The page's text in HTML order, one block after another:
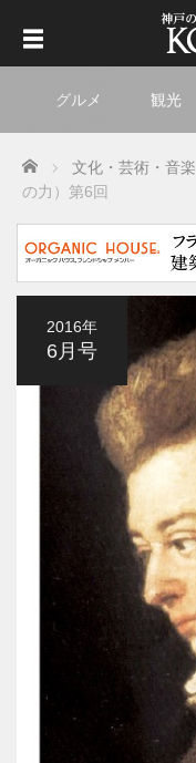
グルメ 観光
Home 文化・芸術・音楽
の力） 第6回
2016年
6月号